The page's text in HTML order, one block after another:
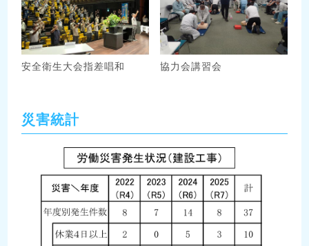
安全衛生大会指差唱和 協力会講習会
災害統計